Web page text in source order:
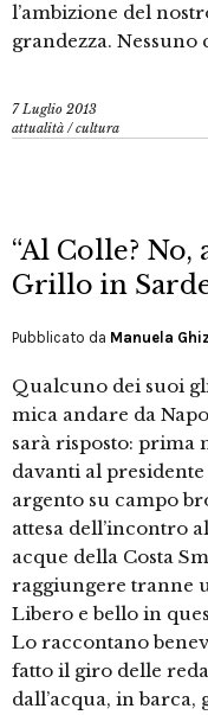
l’ambizione del
grandezza. Nessuno
7 Luglio 2013
attualità /cultura
“Al Colle?
Grillo in
Pubblicato da Manuela
Qualcuno dei suoi
mica andare da
sarà risposto: prima
davanti al
argento su campo
attesa dell’incontro
acque della Costa
raggiungere tranne
Libero e bello in
Lo raccontano
fatto il giro delle
dall’acqua, in